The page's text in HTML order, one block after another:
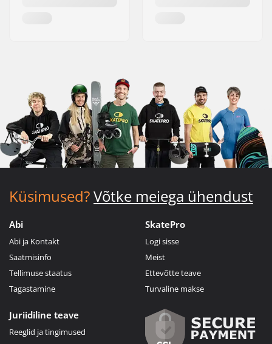
Küsimused?Võtke meiega ühendust
Abi
Abi ja Kontakt
Saatmisinfo
Tellimuse staatus
Tagastamine
SkatePro
Logi sisse
Meist
Ettevõtte teave
Turvaline makse
Juriidiline teave
Reeglid ja tingimused